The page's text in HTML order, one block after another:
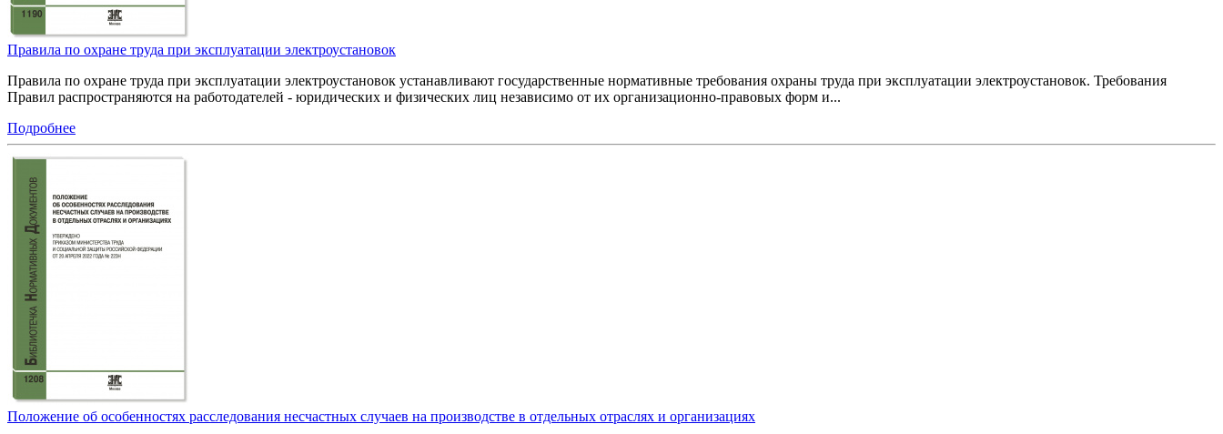
Правила по охране труда при эксплуатации электроустановок
Правила по охране труда при эксплуатации электроустановок устанавливают государственные нормативные требования охраны труда при эксплуатации электроустановок. Требования
Правил распространяются на работодателей - юридических и физических лиц независимо от их организационно-правовых форм и...
Подробнее
Положение об особенностях расследования несчастных случаев на производстве в отдельных отраслях и организациях